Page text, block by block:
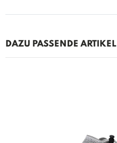
DAZU PASSENDE ARTIKEL